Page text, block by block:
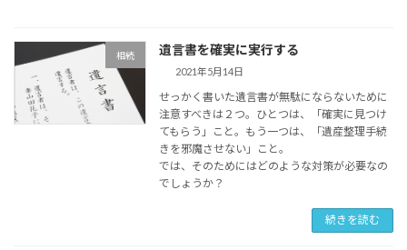
相続 遺言書を確実に実行する
2021年5月14日
せっかく書いた遺言書が無駄にならないために
注意すべきは２つ。ひとつは、「確実に見つけ
てもらう」こと。もう一つは、「遺産整理手続
きを邪魔させない」こと。
では、そのためにはどのような対策が必要なの
でしょうか？
続きを読む